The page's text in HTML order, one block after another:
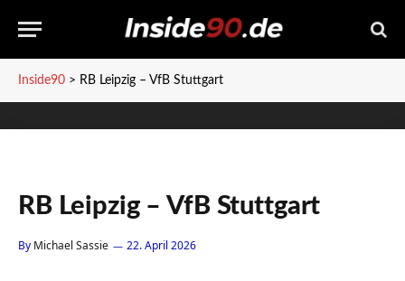
Inside90 > RB Leipzig – VfB Stuttgart
RB Leipzig – VfB Stuttgart
By Michael Sassie 22. April 2026